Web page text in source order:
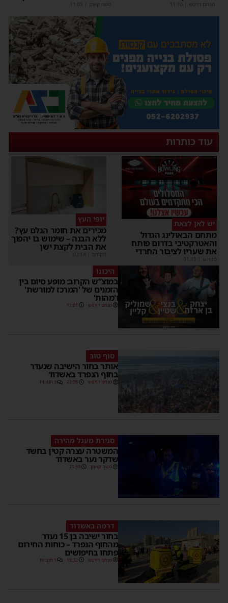
מנחם דויטש משה קאהן 11:05
עוד כותרות
יש לאן לצאת
מתחם הבאולינג הגדול
והאטרקטיבי בדרום פותח
את שעריו לציבור החרדי
מקודם
יופי העץ
מכירים את חומר הגלם עץ?
ללא הבנה – שימוש בו יהפוך
את הבית לקצת ישן
מקודם
היכונו
במוצ”ש הקרוב: מופע סיום בין
הזמנים של 'המרכז למורשת'
ו'מהות'
מנחם דויטש 11:01
סוף טוב
אותר בחור הישיבה שנעדר
בחוף הנפרד באשדוד
מנחם דויטש 22:08 3 תגובות
סגירת מעגל מהירה
המשטרה עצרה קטין בחשד
שדקר נער באשדוד
משה קאהן 21:59
דרמה באשדוד
בחור ישיבה בן 15 נעדר
מהחוף הנפרד – כוחות החירום
פתחו בחיפושים
מנחם דויטש 18:32 1 תגובות